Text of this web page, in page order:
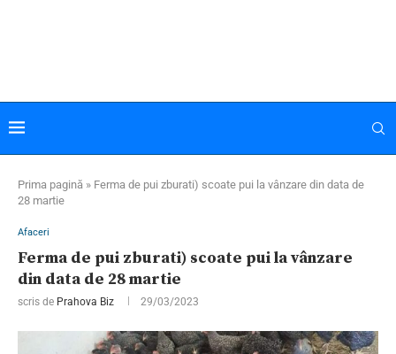
Prima pagină » Ferma de pui zburati) scoate pui la vânzare din data de
28 martie
Afaceri
Ferma de pui zburati) scoate pui la vânzare
din data de 28 martie
scris de Prahova Biz 29/03/2023